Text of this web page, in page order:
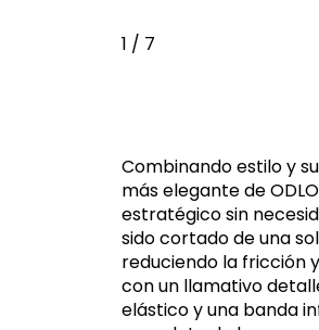
1 / 7
Combinando estilo y
más elegante de
estratégico sin
sido cortado de una
reduciendo la fricción
con un llamativo
elástico y una banda